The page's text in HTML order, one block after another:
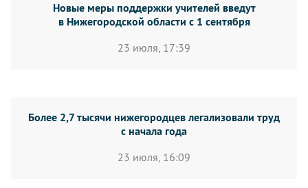
Новые меры поддержки учителей введут
в Нижегородской области с 1 сентября
23 июля, 17:39
Более 2,7 тысячи нижегородцев легализовали труд
с начала года
23 июля, 16:09